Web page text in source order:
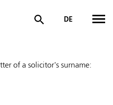
DE
of a solicitor's surname: